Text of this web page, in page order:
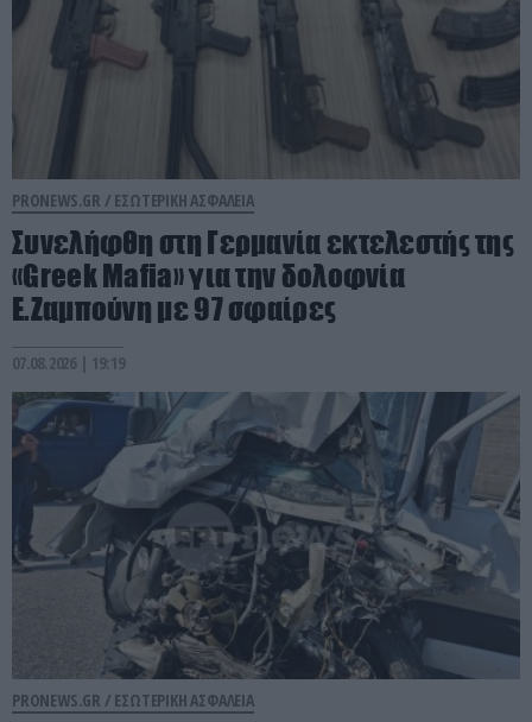
PRONEWS.GR / ΕΣΩΤΕΡΙΚΗ ΑΣΦΑΛΕΙΑ
Συνελήφθη στη Γερμανία εκτελεστής της
«Greek Mafia» για την δολοφνία
Ε.Ζαμπούνη με 97 σφαίρες
07.08.2026 | 19:19
PRONEWS.GR / ΕΣΩΤΕΡΙΚΗ ΑΣΦΑΛΕΙΑ